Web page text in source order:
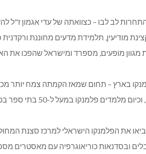
24 שנים כאשר הייתה התחרות לב לבו – כצוואתה של עדי אגמון
מודיעין, תלמידת מדעים מחוננת ורקדנית
מופעים, מספרד ומישראל שהפכו את
בארץ – תחום שמאז הקמתה צמח יותר
בארץ. לפני 23 שנה היו בארץ שלושה סטודיואים
את הפלמנקו הישראלי למרכז סצנת
ובסדנאות כוריאוגרפיה עם מאסטרים